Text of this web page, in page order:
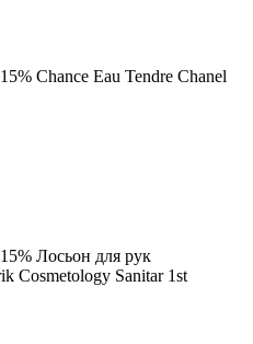
Chance Eau Tendre Chanel
Лосьон для рук
Cosmetology Sanitar 1st